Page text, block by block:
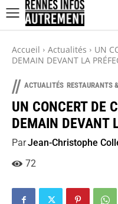
Accueil Actualités
UN
DEMAIN DEVANT LA
// ACTUALITÉS RESTAURANTS
UN CONCERT DE
DEMAIN DEVANT
ParJean-Christophe
72